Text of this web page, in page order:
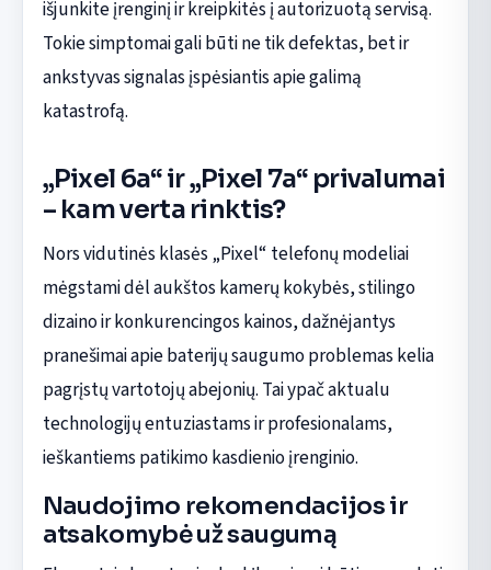
išjunkite įrenginį ir kreipkitės į autorizuotą servisą.
Tokie simptomai gali būti ne tik defektas, bet ir
ankstyvas signalas įspėsiantis apie galimą
katastrofą.
„Pixel 6a“ ir „Pixel 7a“ privalumai
– kam verta rinktis?
Nors vidutinės klasės „Pixel“ telefonų modeliai
mėgstami dėl aukštos kamerų kokybės, stilingo
dizaino ir konkurencingos kainos, dažnėjantys
pranešimai apie baterijų saugumo problemas kelia
pagrįstų vartotojų abejonių. Tai ypač aktualu
technologijų entuziastams ir profesionalams,
ieškantiems patikimo kasdienio įrenginio.
Naudojimo rekomendacijos ir
atsakomybė už saugumą